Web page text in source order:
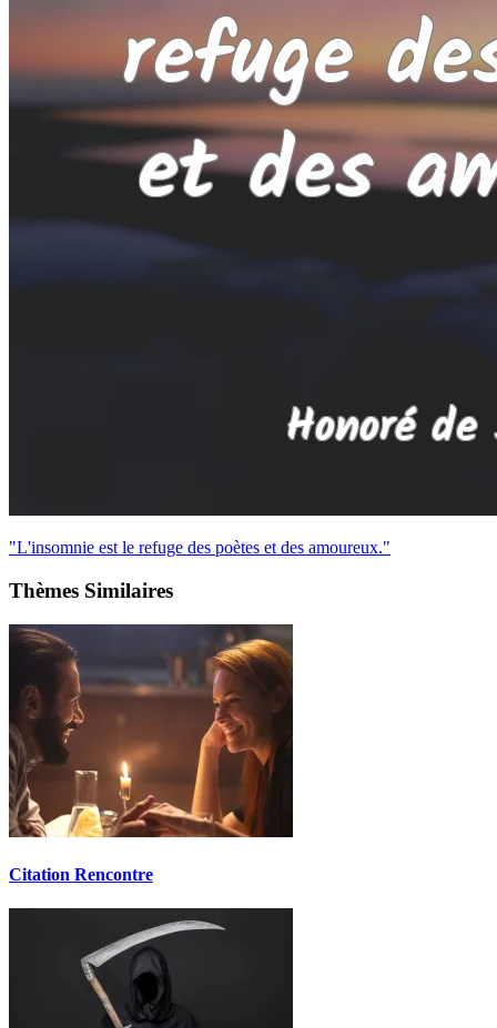
"L'insomnie est le refuge des poètes et des amoureux."
Thèmes Similaires
Citation Rencontre